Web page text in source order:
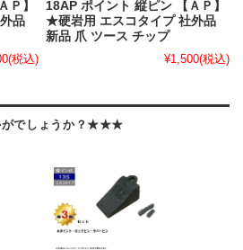
Ｐ】
品
(税込)
18AP ポイント 縦ピン 【ＡＰ】
★硬岩用 エスコタイプ 社外品
新品 爪 ツース チップ
¥1,500(税込)
でしょうか？★★★